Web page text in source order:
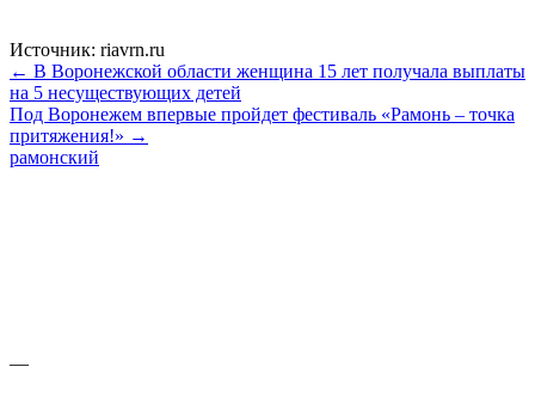
Источник: riavrn.ru
← В Воронежской области женщина 15 лет получала выплаты
на 5 несуществующих детей
Под Воронежем впервые пройдет фестиваль «Рамонь – точка
притяжения!» →
рамонский
—